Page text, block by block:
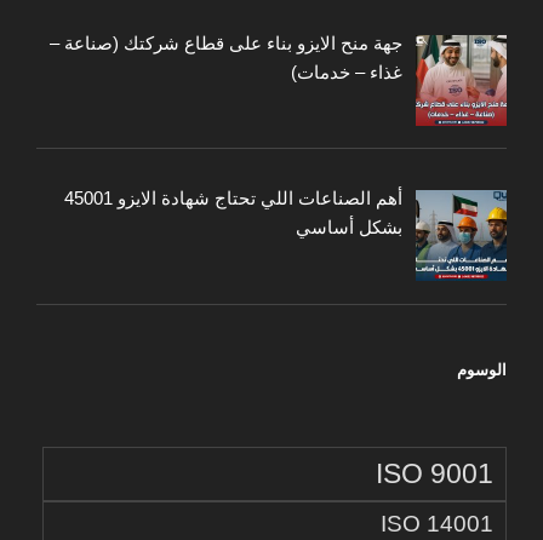
جهة منح الايزو بناء على قطاع شركتك (صناعة –
غذاء – خدمات)
أهم الصناعات اللي تحتاج شهادة الايزو 45001
بشكل أساسي
الوسوم
ISO 9001
ISO 14001